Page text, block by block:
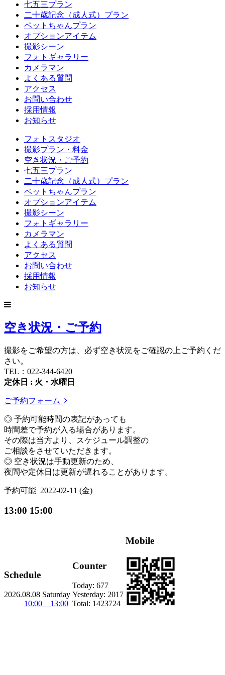
七五三プラン
二十歳記念（成人式）プラン
ペットちゃんプラン
オプションアイテム
撮影シーン
フォトギャラリー
カメラマン
よくある質問
アクセス
お問い合わせ
採用情報
お知らせ
フォトスタジオ
撮影プラン・料金
空き状況・ご予約
七五三プラン
二十歳記念（成人式）プラン
ペットちゃんプラン
オプションアイテム
撮影シーン
フォトギャラリー
カメラマン
よくある質問
アクセス
お問い合わせ
採用情報
お知らせ
空き状況・ご予約
撮影をご希望の方は、必ず空き状況をご確認の上ご予約くだ
さい。
TEL：022-344-6420
定休日 : 火・水曜日
ご予約フォーム
◎ 予約可能時間の表記があっても
時間差で予約が入る場合があります。
その際は当方より、スケジュール調整の
ご相談をさせていただきます。
◎ 空き状況は手動更新のため、
夜間や定休日は更新が遅れることがあります。
予約可能 2022-02-11 (金)
13:00 15:00
Schedule
2026.08.08 Saturday
10:00 13:00
Counter
Today: 677
Yesterday: 2017
Total: 1423724
Mobile